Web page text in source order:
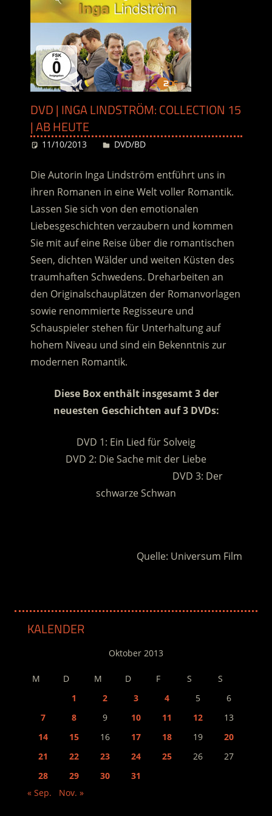
DVD | INGA LINDSTRÖM: COLLECTION 15
| AB HEUTE
11/10/2013 Desiree
DVD/BD
Die Autorin Inga Lindström entführt uns in
ihren Romanen in eine Welt voller Romantik.
Lassen Sie sich von den emotionalen
Liebesgeschichten verzaubern und kommen
Sie mit auf eine Reise über die romantischen
Seen, dichten Wälder und weiten Küsten des
traumhaften Schwedens. Dreharbeiten an
den Originalschauplätzen der Romanvorlagen
sowie renommierte Regisseure und
Schauspieler stehen für Unterhaltung auf
hohem Niveau und sind ein Bekenntnis zur
modernen Romantik.
Diese Box enthält insgesamt 3 der
neuesten Geschichten auf 3 DVDs:
DVD 1: Ein Lied für Solveig
DVD 2: Die Sache mit der Liebe
DVD 3: Der
schwarze Schwan
Quelle: Universum Film
KALENDER
Oktober 2013
M D M D F S
S
1
2 3 4 5
6
7
8 9 10 11 12
13
14
15 16 17 18 19
20
21
22 23 24 25 26
27
28
29 30
31
« Sep.
Nov. »